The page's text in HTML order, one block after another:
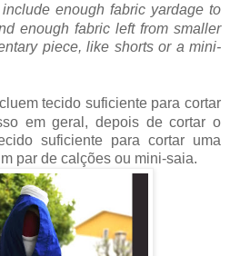
enough fabric yardage to
enough fabric left from smaller
piece, like shorts or a mini-
tecido suficiente para cortar
em geral, depois de cortar o
suficiente para cortar uma
par de calções ou mini-saia.